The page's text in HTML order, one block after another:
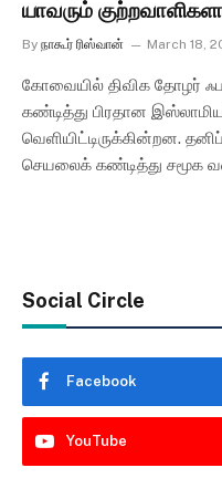
யாவரும்
By நாகூர் ரிஸ்வான் March 18,
கோவையில் திவிக தோழர்
கண்டித்து பிரதான
வெளியிட்டிருக்கின்றன.
செயலைக் கண்டித்து சமூக
Social Circle
Facebook
YouTube